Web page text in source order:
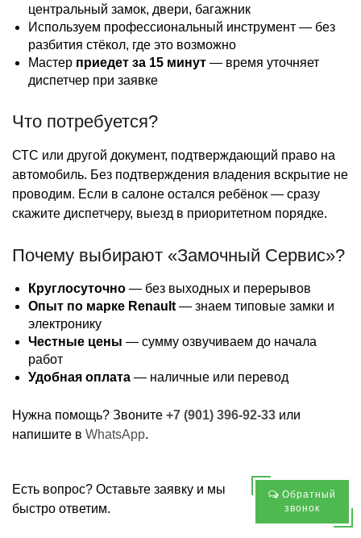
центральный замок, двери, багажник
Используем профессиональный инструмент — без
разбития стёкол, где это возможно
Мастер приедет за 15 минут — время уточняет
диспетчер при заявке
Что потребуется?
СТС или другой документ, подтверждающий право на
автомобиль. Без подтверждения владения вскрытие не
проводим. Если в салоне остался ребёнок — сразу
скажите диспетчеру, выезд в приоритетном порядке.
Почему выбирают «Замочный Сервис»?
Круглосуточно — без выходных и перерывов
Опыт по марке Renault — знаем типовые замки и
электронику
Честные цены — сумму озвучиваем до начала
работ
Удобная оплата — наличные или перевод
Нужна помощь? Звоните +7 (901) 396-92-33 или
напишите в WhatsApp.
Есть вопрос? Оставьте заявку и мы
быстро ответим.
Обратный
звонок